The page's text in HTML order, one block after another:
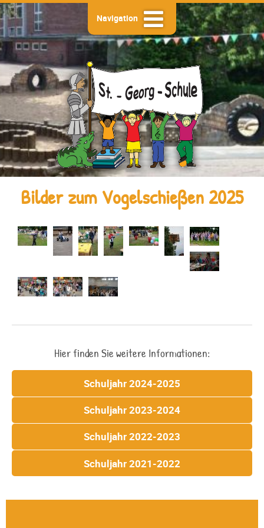
Navigation
Bilder zum Vogelschießen 2025
Hier finden Sie weitere Informationen:
Schuljahr 2024-2025
Schuljahr 2023-2024
Schuljahr 2022-2023
Schuljahr 2021-2022